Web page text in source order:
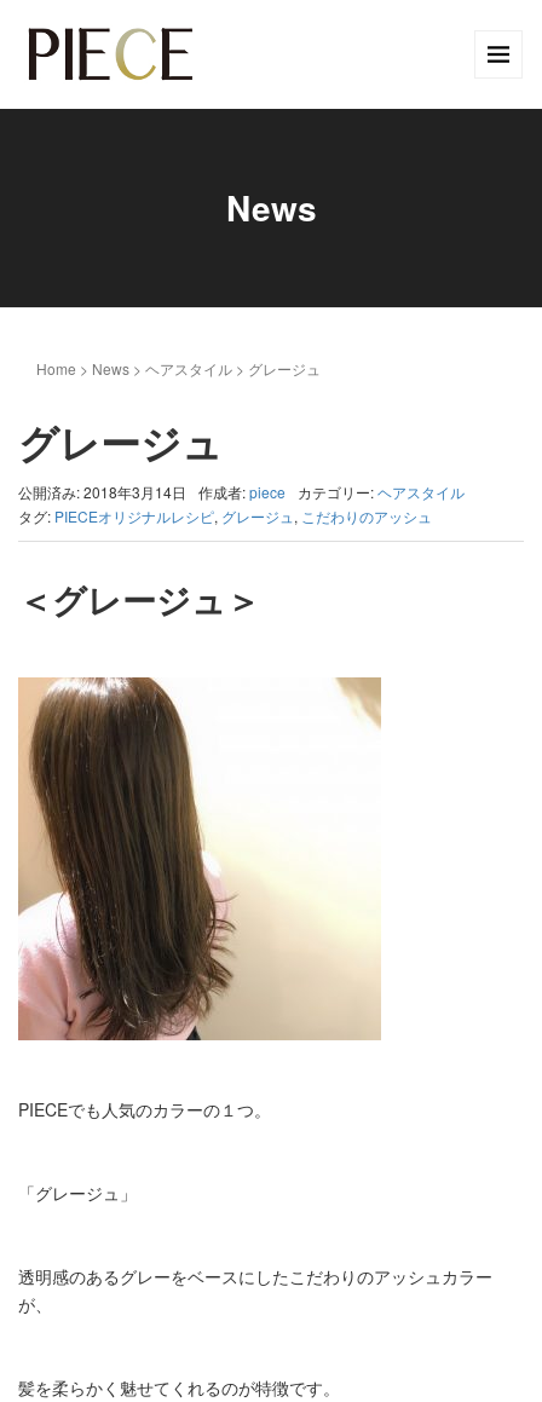
News
Home > News > ヘアスタイル > グレージュ
グレージュ
公開済み: 2018年3月14日 作成者:piece カテゴリー:ヘアスタイル
タグ: PIECEオリジナルレシピ, グレージュ , こだわりのアッシュ
＜グレージュ＞
PIECEでも人気のカラーの１つ。
「グレージュ」
透明感のあるグレーをベースにしたこだわりのアッシュカラー
が、
髪を柔らかく魅せてくれるのが特徴です。